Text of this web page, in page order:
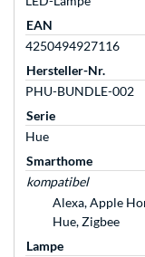
EAN
4250494927116
Hersteller-Nr.
PHU-BUNDLE-002
Serie
Hue
Smarthome
kompatibel
Alexa, Apple
Hue, Zigbee
Lampe